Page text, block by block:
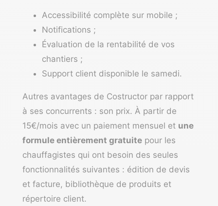
Accessibilité complète sur mobile ;
Notifications ;
Évaluation de la rentabilité de vos
chantiers ;
Support client disponible le samedi.
Autres avantages de Costructor par rapport
à ses concurrents : son prix. À partir de
15€/mois avec un paiement mensuel et une
formule entièrement gratuite pour les
chauffagistes qui ont besoin des seules
fonctionnalités suivantes : édition de devis
et facture, bibliothèque de produits et
répertoire client.